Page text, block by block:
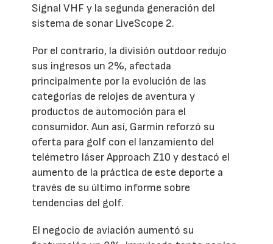
Signal VHF y la segunda generación del
sistema de sonar LiveScope 2.
Por el contrario, la división outdoor redujo
sus ingresos un 2%, afectada
principalmente por la evolución de las
categorías de relojes de aventura y
productos de automoción para el
consumidor. Aun así, Garmin reforzó su
oferta para golf con el lanzamiento del
telémetro láser Approach Z10 y destacó el
aumento de la práctica de este deporte a
través de su último informe sobre
tendencias del golf.
El negocio de aviación aumentó su